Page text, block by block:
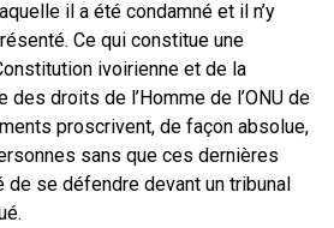
il a été condamné et il n’y
Ce qui constitue une
ivoirienne et de la
droits de l’Homme de l’ONU de
proscrivent, de façon absolue,
sans que ces dernières
de se défendre devant un tribunal